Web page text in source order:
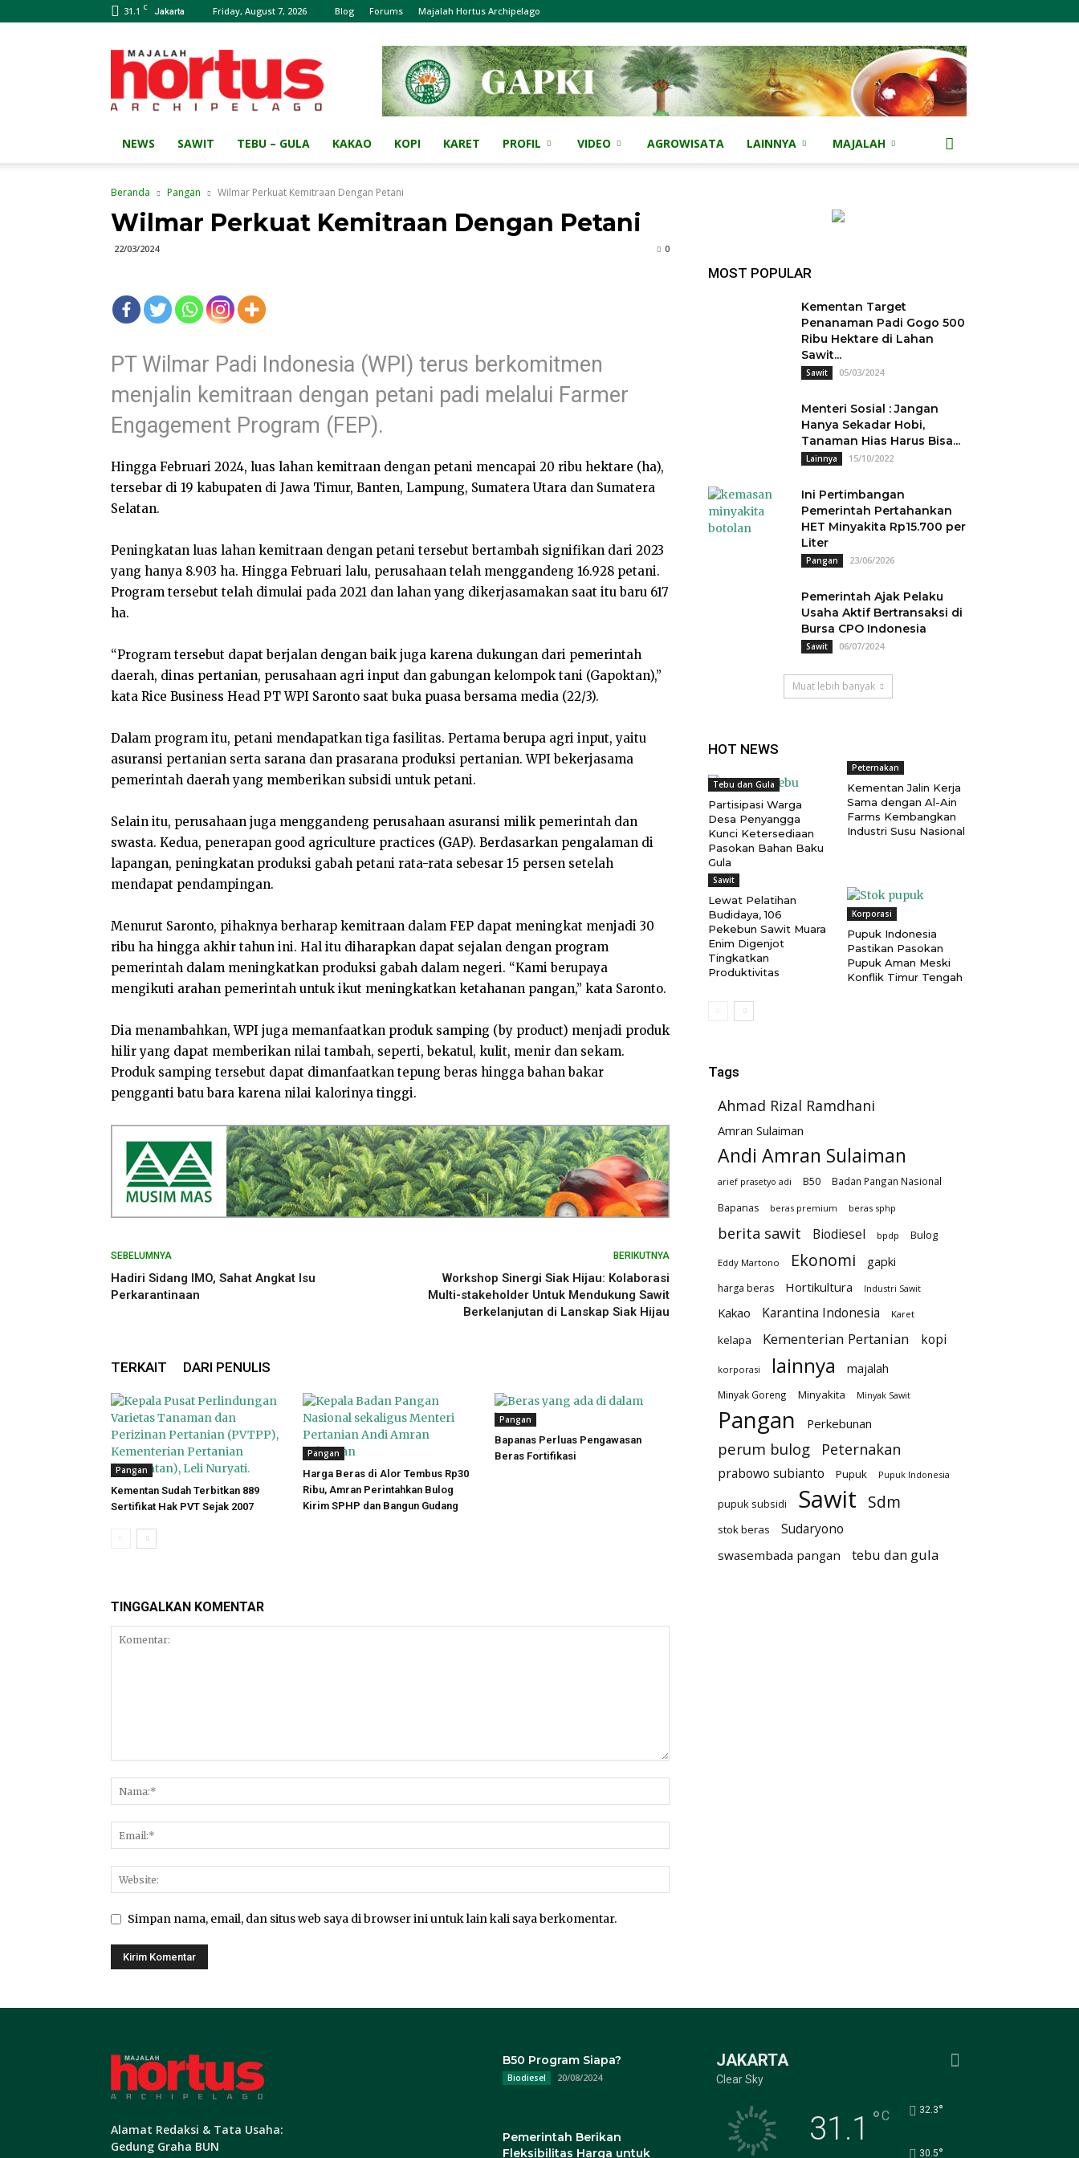
31.1 C Jakarta Friday, August 7, 2026 Blog Forums Majalah Hortus Archipelago
Majalah
HORTUS
Archipelago
NEWS SAWIT TEBU – GULA KAKAO KOPI KARET PROFIL VIDEO AGROWISATA LAINNYA MAJALAH
Beranda Pangan Wilmar Perkuat Kemitraan Dengan Petani
Wilmar Perkuat Kemitraan Dengan Petani
22/03/2024 0
PT Wilmar Padi Indonesia (WPI) terus berkomitmen
menjalin kemitraan dengan petani padi melalui Farmer
Engagement Program (FEP).
Hingga Februari 2024, luas lahan kemitraan dengan petani mencapai 20 ribu hektare (ha),
tersebar di 19 kabupaten di Jawa Timur, Banten, Lampung, Sumatera Utara dan Sumatera
Selatan.
Peningkatan luas lahan kemitraan dengan petani tersebut bertambah signifikan dari 2023
yang hanya 8.903 ha. Hingga Februari lalu, perusahaan telah menggandeng 16.928 petani.
Program tersebut telah dimulai pada 2021 dan lahan yang dikerjasamakan saat itu baru 617
ha.
“Program tersebut dapat berjalan dengan baik juga karena dukungan dari pemerintah
daerah, dinas pertanian, perusahaan agri input dan gabungan kelompok tani (Gapoktan),”
kata Rice Business Head PT WPI Saronto saat buka puasa bersama media (22/3).
Dalam program itu, petani mendapatkan tiga fasilitas. Pertama berupa agri input, yaitu
asuransi pertanian serta sarana dan prasarana produksi pertanian. WPI bekerjasama
pemerintah daerah yang memberikan subsidi untuk petani.
Selain itu, perusahaan juga menggandeng perusahaan asuransi milik pemerintah dan
swasta. Kedua, penerapan good agriculture practices (GAP). Berdasarkan pengalaman di
lapangan, peningkatan produksi gabah petani rata-rata sebesar 15 persen setelah
mendapat pendampingan.
Menurut Saronto, pihaknya berharap kemitraan dalam FEP dapat meningkat menjadi 30
ribu ha hingga akhir tahun ini. Hal itu diharapkan dapat sejalan dengan program
pemerintah dalam meningkatkan produksi gabah dalam negeri. “Kami berupaya
mengikuti arahan pemerintah untuk ikut meningkatkan ketahanan pangan,” kata Saronto.
Dia menambahkan, WPI juga memanfaatkan produk samping (by product) menjadi produk
hilir yang dapat memberikan nilai tambah, seperti, bekatul, kulit, menir dan sekam.
Produk samping tersebut dapat dimanfaatkan tepung beras hingga bahan bakar
pengganti batu bara karena nilai kalorinya tinggi.
SEBELUMNYA
Hadiri Sidang IMO, Sahat Angkat Isu
Perkarantinaan
BERIKUTNYA
Workshop Sinergi Siak Hijau: Kolaborasi
Multi-stakeholder Untuk Mendukung Sawit
Berkelanjutan di Lanskap Siak Hijau
TERKAIT DARI PENULIS
Pangan
Kementan Sudah Terbitkan 889
Sertifikat Hak PVT Sejak 2007
Pangan
Harga Beras di Alor Tembus Rp30
Ribu, Amran Perintahkan Bulog
Kirim SPHP dan Bangun Gudang
Pangan
Bapanas Perluas Pengawasan
Beras Fortifikasi
TINGGALKAN KOMENTAR
Simpan nama, email, dan situs web saya di browser ini untuk lain kali saya berkomentar.
MOST POPULAR
Kementan Target
Penanaman Padi Gogo 500
Ribu Hektare di Lahan
Sawit...
Sawit 05/03/2024
Menteri Sosial : Jangan
Hanya Sekadar Hobi,
Tanaman Hias Harus Bisa...
Lainnya 15/10/2022
Ini Pertimbangan
Pemerintah Pertahankan
HET Minyakita Rp15.700 per
Liter
Pangan 23/06/2026
Pemerintah Ajak Pelaku
Usaha Aktif Bertransaksi di
Bursa CPO Indonesia
Sawit 06/07/2024
Muat lebih banyak
HOT NEWS
Tebu dan Gula
Partisipasi Warga
Desa Penyangga
Kunci Ketersediaan
Pasokan Bahan Baku
Gula
Peternakan
Kementan Jalin Kerja
Sama dengan Al-Ain
Farms Kembangkan
Industri Susu Nasional
Sawit
Lewat Pelatihan
Budidaya, 106
Pekebun Sawit Muara
Enim Digenjot
Tingkatkan
Produktivitas
Korporasi
Pupuk Indonesia
Pastikan Pasokan
Pupuk Aman Meski
Konflik Timur Tengah
Tags
Ahmad Rizal Ramdhani
Amran Sulaiman
Andi Amran Sulaiman
arief prasetyo adi B50 Badan Pangan Nasional
Bapanas beras premium beras sphp
berita sawit Biodiesel bpdp Bulog
Eddy Martono Ekonomi gapki
harga beras Hortikultura Industri Sawit
Kakao Karantina Indonesia Karet
kelapa Kementerian Pertanian kopi
korporasi lainnya majalah
Minyak Goreng Minyakita Minyak Sawit
Pangan Perkebunan
perum bulog Peternakan
prabowo subianto Pupuk Pupuk Indonesia
pupuk subsidi Sawit Sdm
stok beras Sudaryono
swasembada pangan tebu dan gula
Alamat Redaksi & Tata Usaha:
Gedung Graha BUN
B50 Program Siapa?
Biodiesel 20/08/2024
Pemerintah Berikan
Fleksibilitas Harga untuk
JAKARTA
Clear Sky
31.1 °C 32.3°
30.5°